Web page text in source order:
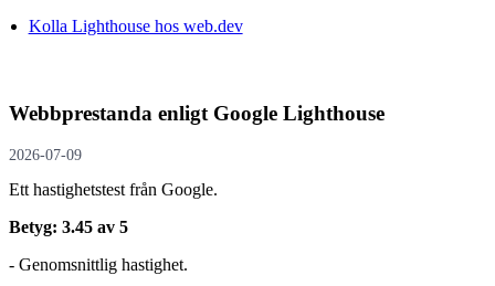
Kolla Lighthouse hos web.dev
Webbprestanda enligt Google Lighthouse
2026-07-09
Ett hastighetstest från Google.
Betyg: 3.45 av 5
- Genomsnittlig hastighet.